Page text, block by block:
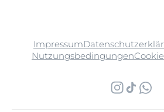
Impressum
Nutzungsbedingungen